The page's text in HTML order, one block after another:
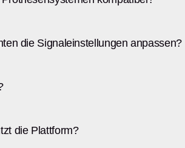
die Signaleinstellungen anpassen?
die Plattform?